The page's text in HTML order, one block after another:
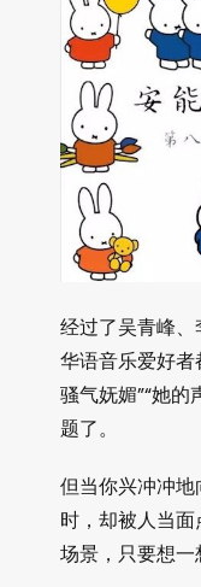
经过了吴青峰
华语音乐爱好
骚气妩媚”“她的
题了。
但当你兴冲冲
时，却被人当面
场景，只要想一